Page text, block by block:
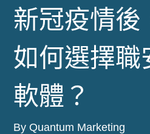
新冠疫情後
如何選擇職
軟體？
By Quantum Marketing